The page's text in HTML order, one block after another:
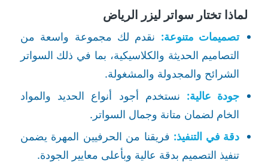
لماذا تختار سواتر ليزر الرياض
تصميمات متنوعة: نقدم لك مجموعة واسعة من
التصاميم الحديثة والكلاسيكية، بما في ذلك السواتر
الشرائح والمجدولة والمشغولة.
جودة عالية: نستخدم أجود أنواع الحديد والمواد
الخام لضمان متانة وجمال السواتر.
دقة في التنفيذ: فريقنا من الحرفيين المهرة يضمن
تنفيذ التصميم بدقة عالية وبأعلى معايير الجودة.